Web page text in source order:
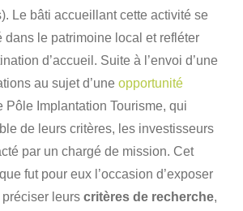
Le bâti accueillant cette activité se
dans le patrimoine local et refléter
d’accueil. Suite à l’envoi d’une
au sujet d’une opportunité
Pôle Implantation Tourisme, qui
de leurs critères, les investisseurs
par un chargé de mission. Cet
fut pour eux l’occasion d’exposer
préciser leurs critères de recherche,